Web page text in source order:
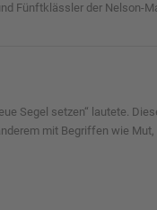
Fünftklässler der Nelson-
Segel setzen“ lautete.
mit Begriffen wie